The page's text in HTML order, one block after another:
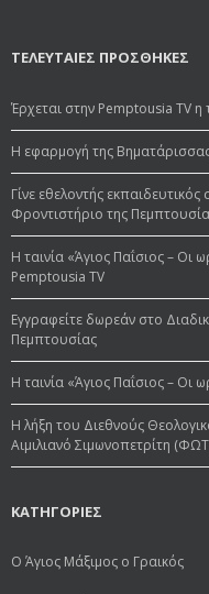
ΤΕΛΕΥΤΑΙΕΣ ΠΡΟΣΘΗΚΕΣ
Έρχεται στην Pemptousia TV η
Η εφαρμογή της
Γίνε εθελοντής
Φροντιστήριο της
Η ταινία «Άγιος Παΐσιος – Οι
Pemptousia TV
Εγγραφείτε δωρεάν στο
Πεμπτουσίας
Η ταινία «Άγιος Παΐσιος – Οι
Η λήξη του Διεθνούς
Αιμιλιανό Σιμωνοπετρίτη
ΚΑΤΗΓΟΡΙΕΣ
Ο Άγιος Μάξιμος ο Γραικός